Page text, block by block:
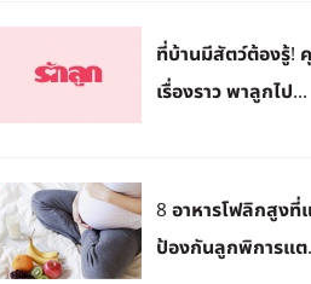
ที่บ้านมีสัตว์ต้องรู้!
เรื่องราว พาลูกไป...
8 อาหารโฟลิกสูง
ป้องกันลูกพิการแต